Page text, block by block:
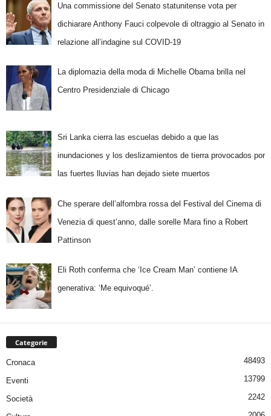
Una commissione del Senato statunitense vota per
dichiarare Anthony Fauci colpevole di oltraggio al Senato in
relazione all’indagine sul COVID-19
La diplomazia della moda di Michelle Obama brilla nel
Centro Presidenziale di Chicago
Sri Lanka cierra las escuelas debido a que las
inundaciones y los deslizamientos de tierra provocados por
las fuertes lluvias han dejado siete muertos
Che sperare dell’alfombra rossa del Festival del Cinema di
Venezia di quest’anno, dalle sorelle Mara fino a Robert
Pattinson
Eli Roth conferma che ‘Ice Cream Man’ contiene IA
generativa: ‘Me equivoqué’.
Categorie
Cronaca 48493
Eventi 13799
Società 2242